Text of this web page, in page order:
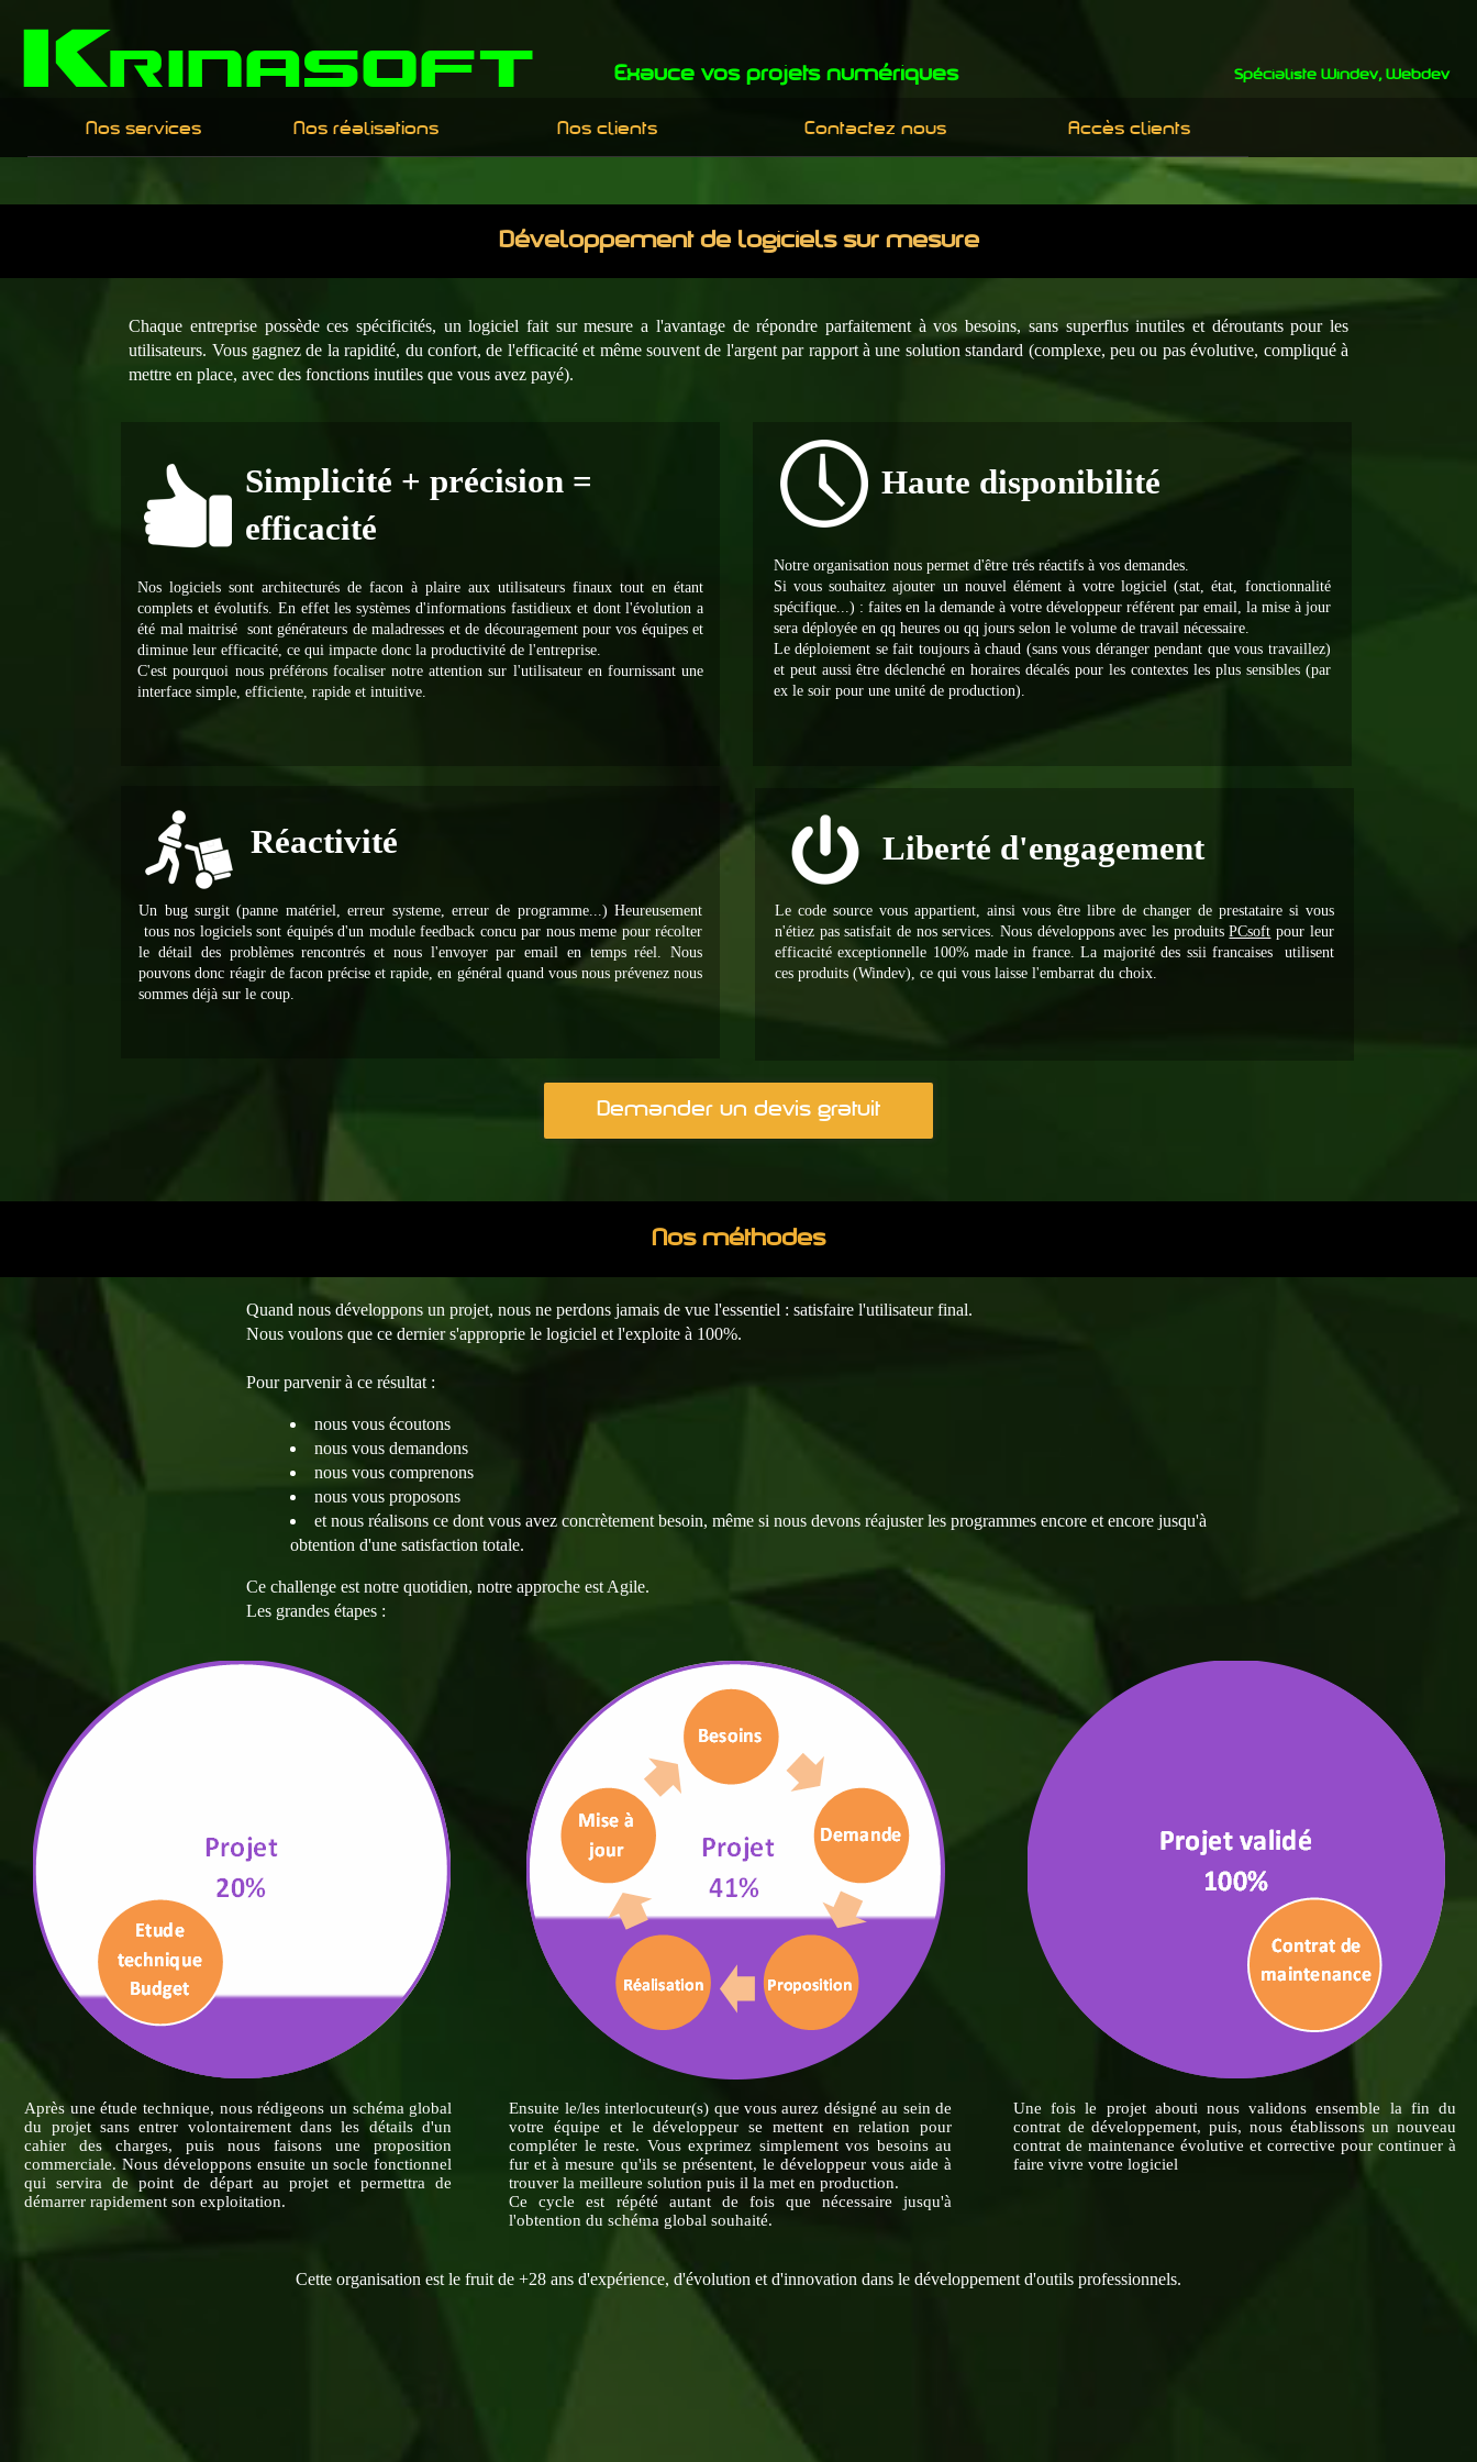
Nos services Nos réalisations Nos clients Contactez nous Accès clients
Krinasoft Exauce vos projets numériques Spécialiste Windev, Webdev
Développement de logiciels sur mesure
Chaque entreprise possède ces spécificités, un logiciel fait sur mesure a l'avantage de répondre parfaitement à vos besoins, sans superflus inutiles et déroutants pour les
utilisateurs. Vous gagnez de la rapidité, du confort, de l'efficacité et même souvent de l'argent par rapport à une solution standard (complexe, peu ou pas évolutive, compliqué à
mettre en place, avec des fonctions inutiles que vous avez payé).
Simplicité + précision =
efficacité
Nos logiciels sont architecturés de facon à plaire aux utilisateurs finaux tout en étant
complets et évolutifs. En effet les systèmes d'informations fastidieux et dont l'évolution a
été mal maitrisé sont générateurs de maladresses et de découragement pour vos équipes et
diminue leur efficacité, ce qui impacte donc la productivité de l'entreprise.
C'est pourquoi nous préférons focaliser notre attention sur l'utilisateur en fournissant une
interface simple, efficiente, rapide et intuitive.
Haute disponibilité
Notre organisation nous permet d'être trés réactifs à vos demandes.
Si vous souhaitez ajouter un nouvel élément à votre logiciel (stat, état, fonctionnalité
spécifique...) : faites en la demande à votre développeur référent par email, la mise à jour
sera déployée en qq heures ou qq jours selon le volume de travail nécessaire.
Le déploiement se fait toujours à chaud (sans vous déranger pendant que vous travaillez)
et peut aussi être déclenché en horaires décalés pour les contextes les plus sensibles (par
ex le soir pour une unité de production).
Réactivité
Un bug surgit (panne matériel, erreur systeme, erreur de programme...) Heureusement
tous nos logiciels sont équipés d'un module feedback concu par nous meme pour récolter
le détail des problèmes rencontrés et nous l'envoyer par email en temps réel. Nous
pouvons donc réagir de facon précise et rapide, en général quand vous nous prévenez nous
sommes déjà sur le coup.
Liberté d'engagement
Le code source vous appartient, ainsi vous être libre de changer de prestataire si vous
n'étiez pas satisfait de nos services. Nous développons avec les produitsPCsoft pour leur
efficacité exceptionnelle 100% made in france. La majorité des ssii francaises utilisent
ces produits (Windev), ce qui vous laisse l'embarrat du choix.
Demander un devis gratuit
Nos méthodes
Quand nous développons un projet, nous ne perdons jamais de vue l'essentiel : satisfaire l'utilisateur final.
Nous voulons que ce dernier s'approprie le logiciel et l'exploite à 100%.
Pour parvenir à ce résultat :
nous vous écoutons
nous vous demandons
nous vous comprenons
nous vous proposons
et nous réalisons ce dont vous avez concrètement besoin, même si nous devons réajuster les programmes encore et encore jusqu'à
obtention d'une satisfaction totale.
Ce challenge est notre quotidien, notre approche est Agile.
Les grandes étapes :
Après une étude technique, nous rédigeons un schéma global
du projet sans entrer volontairement dans les détails d'un
cahier des charges, puis nous faisons une proposition
commerciale. Nous développons ensuite un socle fonctionnel
qui servira de point de départ au projet et permettra de
démarrer rapidement son exploitation.
Ensuite le/les interlocuteur(s) que vous aurez désigné au sein de
votre équipe et le développeur se mettent en relation pour
compléter le reste. Vous exprimez simplement vos besoins au
fur et à mesure qu'ils se présentent, le développeur vous aide à
trouver la meilleure solution puis il la met en production.
Ce cycle est répété autant de fois que nécessaire jusqu'à
l'obtention du schéma global souhaité.
Une fois le projet abouti nous validons ensemble la fin du
contrat de développement, puis, nous établissons un nouveau
contrat de maintenance évolutive et corrective pour continuer à
faire vivre votre logiciel
Cette organisation est le fruit de +28 ans d'expérience, d'évolution et d'innovation dans le développement d'outils professionnels.